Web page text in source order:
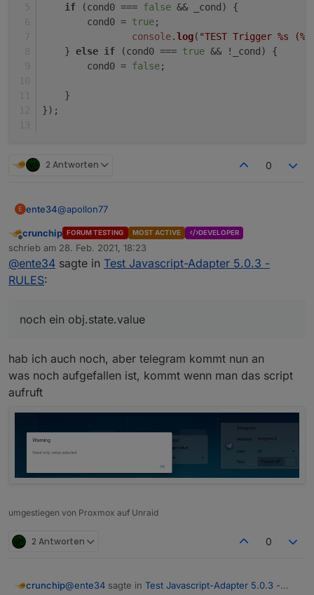
if (cond0 === false && _cond) {
        cond0 =
true;
console.log( "TEST Trigger %s
    }
else if (cond0 === true && !_cond) {
        cond0 =
false;
    }
});
2 Antworten 0
E ente34@apollon77
State condition false funktioniert noch nicht + noch ein
obj.state.value
(5.0.4, habe nur state condition gelöscht und neu
let cond0 = false;
    if (cond0 === false && _cond) {
    } else if (cond0 === true && !_cond) {
        cond0 = false;
Offline
crunchip FORUM TESTING MOST ACTIVE DEVELOPER
schrieb am 28. Feb. 2021, 18:23
zuletzt editiert von
@ente34 sagte in Test Javascript-Adapter 5.0.3 -
RULES:
noch ein obj.state.value
hab ich auch noch, aber telegram kommt nun an
was noch aufgefallen ist, kommt wenn man das script
aufruft
umgestiegen von Proxmox auf Unraid
2 Antworten 0
crunchip@ente34 sagte in Test Javascript-Adapter 5.0.3 -